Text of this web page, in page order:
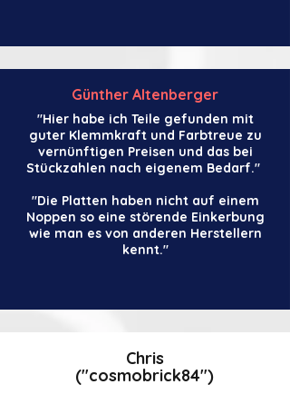
Günther Altenberger
"Hier habe ich Teile gefunden mit
guter Klemmkraft und Farbtreue zu
vernünftigen Preisen und das bei
Stückzahlen nach eigenem Bedarf."
"Die Platten haben nicht auf einem
Noppen so eine störende Einkerbung
wie man es von anderen Herstellern
kennt."
Chris
("cosmobrick84")